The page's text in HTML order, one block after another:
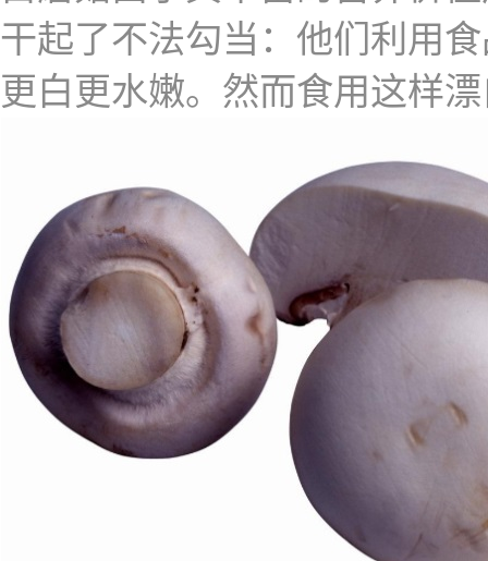
干起了不法勾当：他们利用
更白更水嫩。然而食用这样